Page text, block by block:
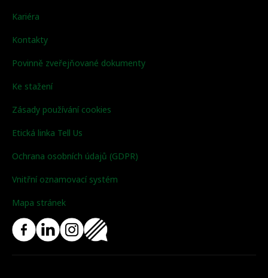
Kariéra
Kontakty
Povinně zveřejňované dokumenty
Ke stažení
Zásady používání cookies
Etická linka Tell Us
Ochrana osobních údajů (GDPR)
Vnitřní oznamovací systém
Mapa stránek